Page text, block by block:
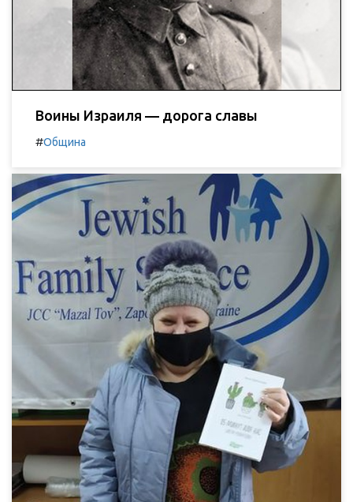
Воины Израиля — дорога славы
#Община